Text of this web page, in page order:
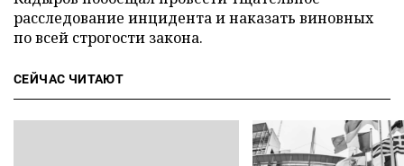
расследование инцидента и наказать виновных
по всей строгости закона.
СЕЙЧАС ЧИТАЮТ